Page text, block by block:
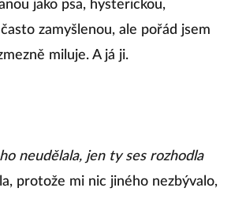
jako psa, hysterickou,
zamyšlenou, ale pořád jsem
miluje. A já ji.
neudělala, jen ty ses rozhodla
protože mi nic jiného nezbývalo,